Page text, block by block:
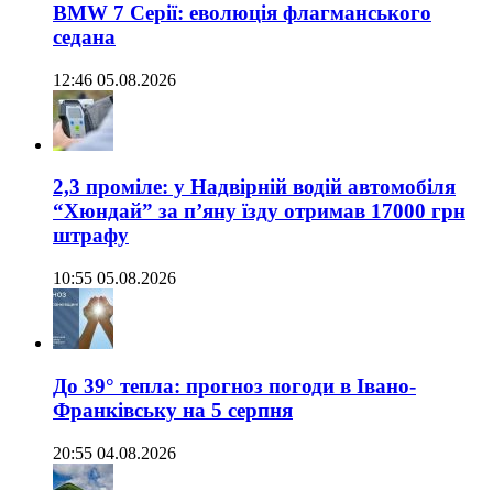
BMW 7 Серії: еволюція флагманського
седана
12:46 05.08.2026
2,3 проміле: у Надвірній водій автомобіля
“Хюндай” за п’яну їзду отримав 17000 грн
штрафу
10:55 05.08.2026
До 39° тепла: прогноз погоди в Івано-
Франківську на 5 серпня
20:55 04.08.2026